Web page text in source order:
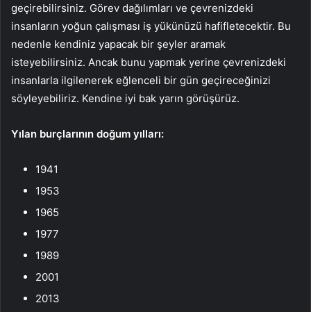
geçirebilirsiniz. Görev dağılımları ve çevrenizdeki
insanların yoğun çalışması iş yükünüzü hafifletecektir. Bu
nedenle kendiniz yapacak bir şeyler aramak
isteyebilirsiniz. Ancak bunu yapmak yerine çevrenizdeki
insanlarla ilgilenerek eğlenceli bir gün geçireceğinizi
söyleyebiliriz. Kendine iyi bak yarın görüşürüz.
Yılan burçlarının doğum yılları:
1941
1953
1965
1977
1989
2001
2013